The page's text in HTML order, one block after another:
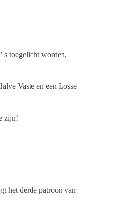
s toegelicht worden,
Vaste en een Losse
zijn!
het derde patroon van